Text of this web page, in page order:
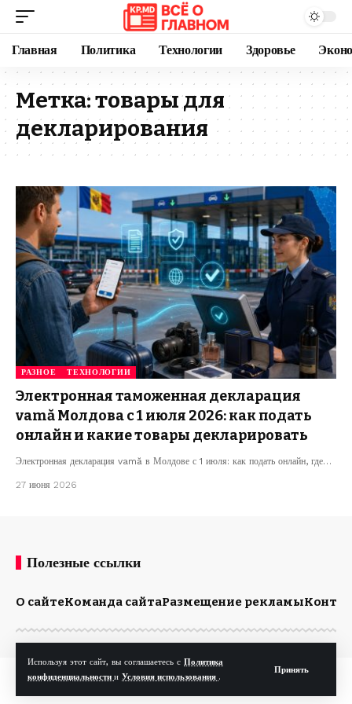
Используя этот сайт, вы соглашаетесь с Политика
конфиденциальности и Условия использования .
Принять
Главная Политика Технологии Здоровье
Метка:товары для
декларирования
РАЗНОЕ ТЕХНОЛОГИИ
Электронная таможенная декларация
vamă Молдова с 1 июля 2026: как подать
онлайн и какие товары декларировать
Электронная декларация vamă в Молдове с 1 июля: как подать онлайн, где…
27 июня 2026
Полезные ссылки
О сайтеКоманда сайтаРазмещение рекламы
© Kp.md. Все права защищены.